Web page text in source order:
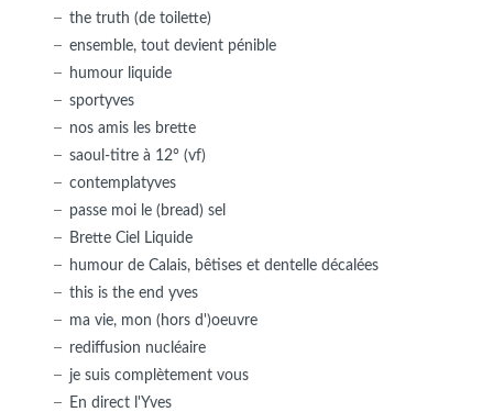
the truth (de toilette)
ensemble, tout devient pénible
humour liquide
sportyves
nos amis les brette
saoul-titre à 12° (vf)
contemplatyves
passe moi le (bread) sel
Brette Ciel Liquide
humour de Calais, bêtises et dentelle décalées
this is the end yves
ma vie, mon (hors d')oeuvre
rediffusion nucléaire
je suis complètement vous
En direct l'Yves